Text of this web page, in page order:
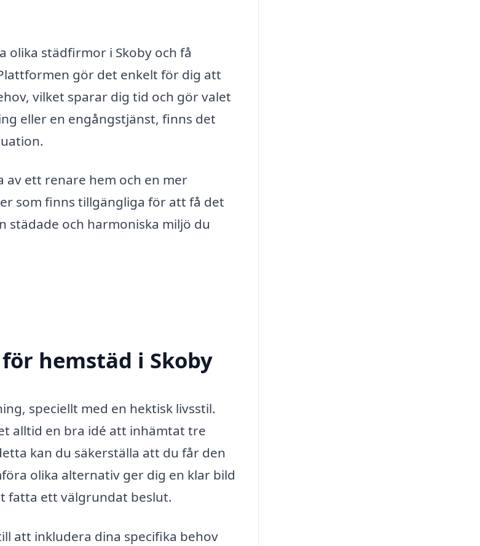
olika städfirmor i Skoby och få
gör det enkelt för dig att
vilket sparar dig tid och gör valet
eller en engångstjänst, finns det
av ett renare hem och en mer
som finns tillgängliga för att få det
städade och harmoniska miljö du
hemstäd i Skoby
speciellt med en hektisk livsstil.
alltid en bra idé att inhämtat tre
kan du säkerställa att du får den
olika alternativ ger dig en klar bild
fatta ett välgrundat beslut.
att inkludera dina specifika behov